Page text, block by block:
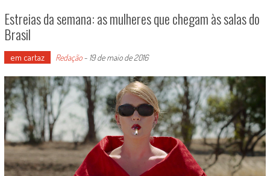
Estreias da semana: as mulheres que chegam às salas do
Brasil
em cartaz Redação- 19 de maio de 2016